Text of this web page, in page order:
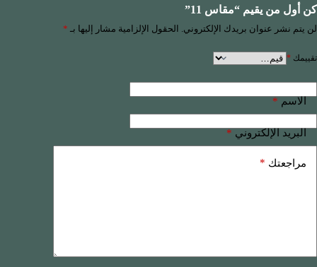
كن أول من يقيم “مقاس 11”
لن يتم نشر عنوان بريدك الإلكتروني. الحقول الإلزامية مشار إليها بـ *
تقييمك *
الاسم *
البريد الإلكتروني *
مراجعتك *